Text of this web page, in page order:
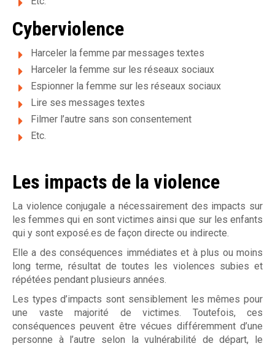
u
g
Cyberviolence
Harceler la femme par messages textes
Harceler la femme sur les réseaux sociaux
Espionner la femme sur les réseaux sociaux
Lire ses messages textes
Filmer l’autre sans son consentement
Etc.
Les impacts de la violence
La violence conjugale a nécessairement des impacts sur
les femmes qui en sont victimes ainsi que sur les enfants
qui y sont exposé.es de façon directe ou indirecte.
Elle a des conséquences immédiates et à plus ou moins
long terme, résultat de toutes les violences subies et
répétées pendant plusieurs années.
Les types d’impacts sont sensiblement les mêmes pour
une vaste majorité de victimes. Toutefois, ces
conséquences peuvent être vécues différemment d’une
personne à l’autre selon la vulnérabilité de départ, le